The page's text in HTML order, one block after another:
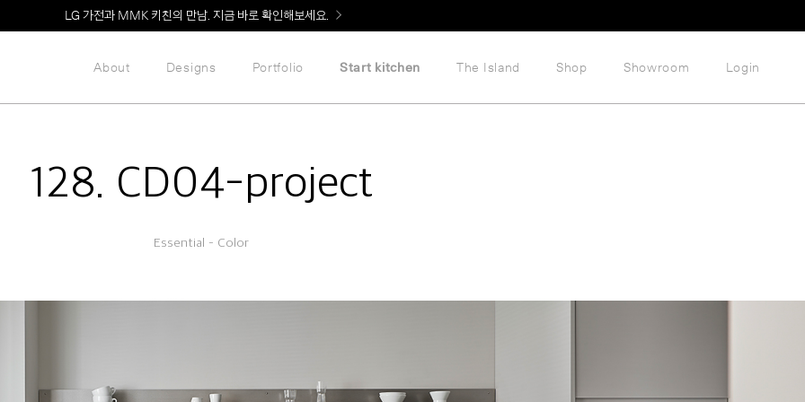
Welcome! 신규 회원가입 시 MMK Shop Coupon (총 60만원) 지급
About Designs Portfolio Start kitchen The Island Shop Showroom Login
128. CD04-project
Essential – Color